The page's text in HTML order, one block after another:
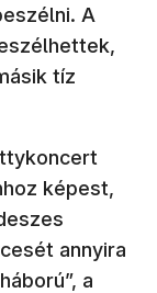
A
tíz
képest,
annyira
a